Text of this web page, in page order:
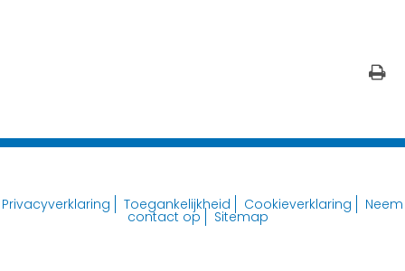
Privacyverklaring Toegankelijkheid Cookieverklaring Neem
contact op Sitemap